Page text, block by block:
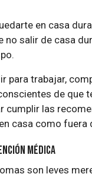
en casa
no salir de casa
para trabajar,
de que
cumplir las
casa como fuera
médica
son leves